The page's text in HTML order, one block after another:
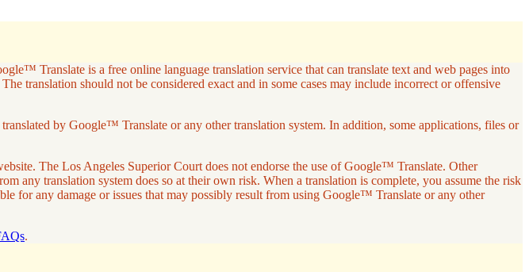
Translate is a free online language translation service that can translate text and web pages into
translation should not be considered exact and in some cases may include incorrect or offensive
by Google™ Translate or any other translation system. In addition, some applications, files or
The Los Angeles Superior Court does not endorse the use of Google™ Translate. Other
any translation system does so at their own risk. When a translation is complete, you assume the risk
for any damage or issues that may possibly result from using Google™ Translate or any other
.